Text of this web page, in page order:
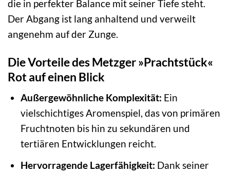
die in perfekter Balance mit seiner Tiefe steht.
Der Abgang ist lang anhaltend und verweilt
angenehm auf der Zunge.
Die Vorteile des Metzger »Prachtstück«
Rot auf einen Blick
Außergewöhnliche Komplexität: Ein
vielschichtiges Aromenspiel, das von primären
Fruchtnoten bis hin zu sekundären und
tertiären Entwicklungen reicht.
Hervorragende Lagerfähigkeit: Dank seiner